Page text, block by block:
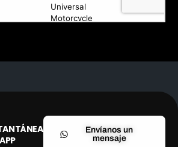
Envíanos un
mensaje